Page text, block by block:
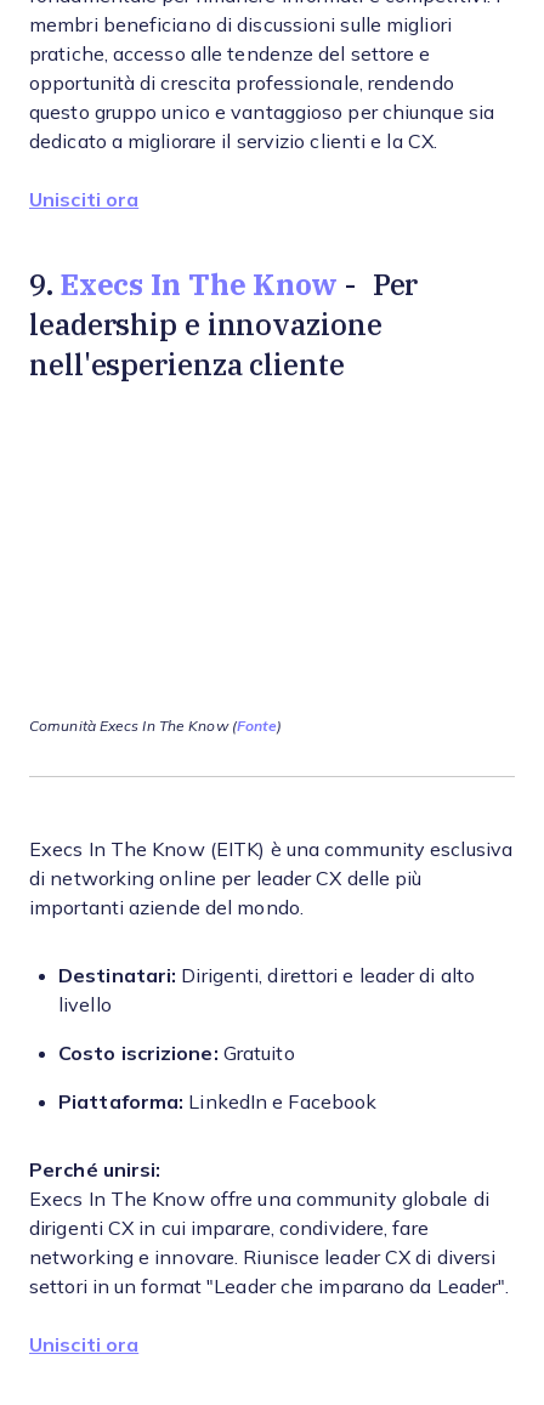
membri beneficiano di discussioni sulle migliori
pratiche, accesso alle tendenze del settore e
opportunità di crescita professionale, rendendo
questo gruppo unico e vantaggioso per chiunque sia
dedicato a migliorare il servizio clienti e la CX.
Unisciti ora
9. Execs In The Know - Per
leadership e innovazione
nell'esperienza cliente
Comunità Execs In The Know (Fonte)
Execs In The Know (EITK) è una community esclusiva
di networking online per leader CX delle più
importanti aziende del mondo.
Destinatari: Dirigenti, direttori e leader di alto
livello
Costo iscrizione: Gratuito
Piattaforma: LinkedIn e Facebook
Perché unirsi:
Execs In The Know offre una community globale di
dirigenti CX in cui imparare, condividere, fare
networking e innovare. Riunisce leader CX di diversi
settori in un format "Leader che imparano da Leader".
Unisciti ora